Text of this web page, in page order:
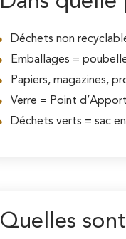
Déchets non
Emballages =
Papiers, magazines,
Verre = Point
Déchets verts = sac
Quelles